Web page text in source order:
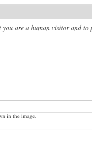
are a human visitor and to
in the image.